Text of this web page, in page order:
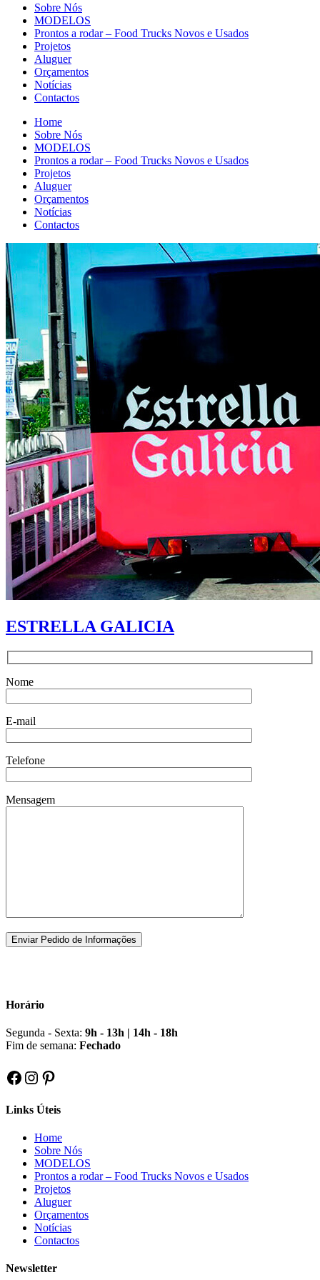
Sobre Nós
MODELOS
Prontos a rodar – Food Trucks Novos e Usados
Projetos
Aluguer
Orçamentos
Notícias
Contactos
Home
Sobre Nós
MODELOS
Prontos a rodar – Food Trucks Novos e Usados
Projetos
Aluguer
Orçamentos
Notícias
Contactos
ESTRELLA GALICIA
Nome
E-mail
Telefone
Mensagem
Horário
Segunda - Sexta: 9h - 13h | 14h - 18h
Fim de semana: Fechado
Facebook
Instagram
Pinterest
Links Úteis
Home
Sobre Nós
MODELOS
Prontos a rodar – Food Trucks Novos e Usados
Projetos
Aluguer
Orçamentos
Notícias
Contactos
Newsletter